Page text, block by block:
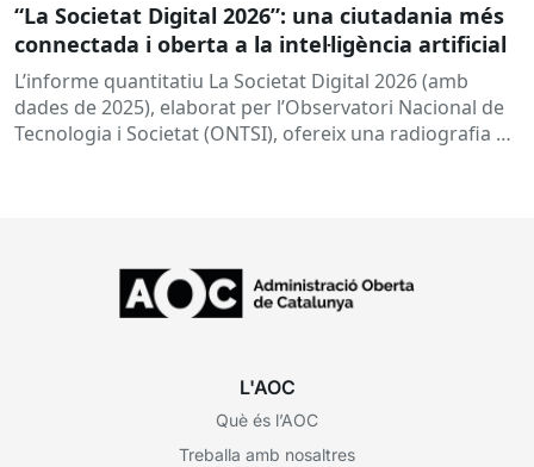
“La Societat Digital 2026”: una ciutadania més
connectada i oberta a la intel·ligència artificial
L’informe quantitatiu La Societat Digital 2026 (amb
dades de 2025), elaborat per l’Observatori Nacional de
Tecnologia i Societat (ONTSI), ofereix una radiografia de
L'AOC
Què és l’AOC
Treballa amb nosaltres